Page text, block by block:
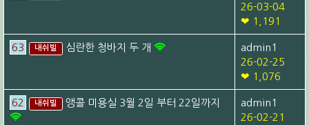
26-03-04
❤ 1,191
63 내쉬빌 심란한 청바지 두 개
admin1
26-02-25
❤ 1,076
62 내쉬빌 앵콜 미용실 3월 2일 부터 22일까지
admin1
26-02-21